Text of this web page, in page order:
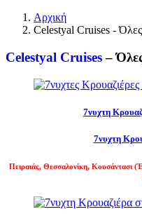
Αρχική
Celestyal Cruises -
Celestyal Cruises –
7νυχτη
7νυχτη
Πειραιάς, Θεσσαλονίκη, Κουσάντασι (